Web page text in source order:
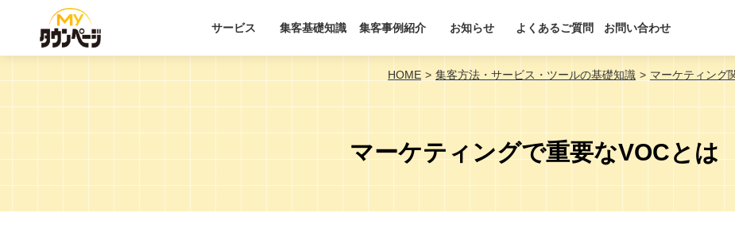
サービス 集客基礎知識 集客事例紹介 お知らせ よくあるご質問 お問い合わせ
HOME 集客方法・サービス・ツールの基礎知識 マーケティング
マーケティングで重要なVOCとは